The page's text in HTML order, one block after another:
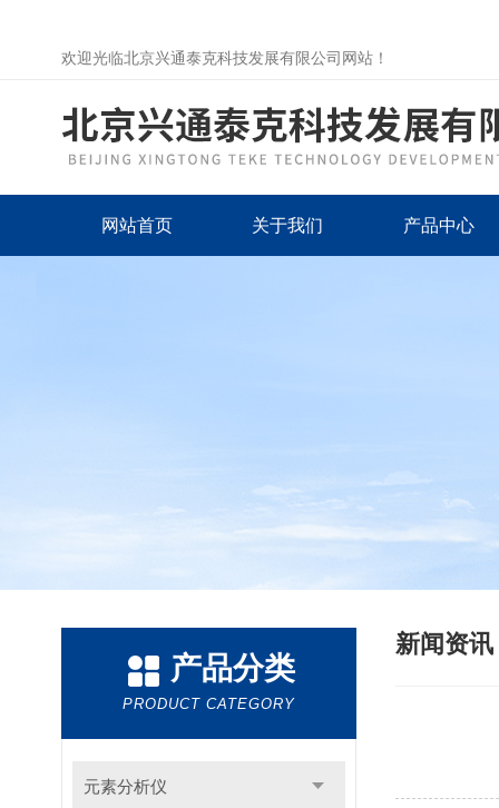
欢迎光临北京兴通泰克科技发展有限公司网站！
网站首页 关于我们 产品中心
产品分类
PRODUCT CATEGORY
元素分析仪
新闻资讯